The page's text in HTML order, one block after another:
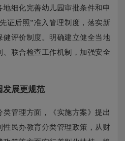
细化完善幼儿园审批条件和申
证后照”准入管理制度，落实新
健评价制度。明确建立健全当地
联合检查工作机制，加强安全
展更规范
管理方面，《实施方案》提出
性民办教育分类管理政策，从财